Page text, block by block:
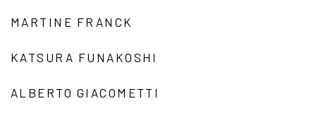
MARTINE FRANCK
KATSURA FUNAKOSHI
ALBERTO GIACOMETTI